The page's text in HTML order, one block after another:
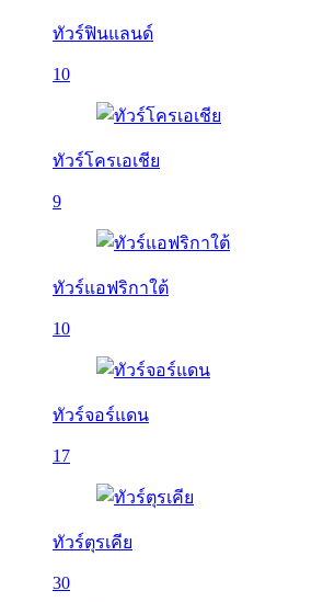
ทัวร์ฟินแลนด์
10
ทัวร์โครเอเชีย
9
ทัวร์แอฟริกาใต้
10
ทัวร์จอร์แดน
17
ทัวร์ตุรเคีย
30